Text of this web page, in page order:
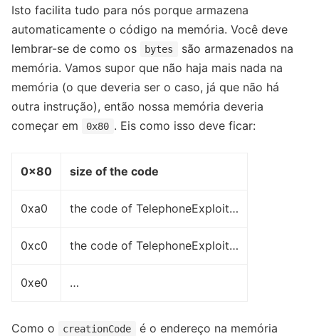
Isto facilita tudo para nós porque armazena
automaticamente o código na memória. Você deve
lembrar-se de como os
bytes
são armazenados na
memória. Vamos supor que não haja mais nada na
memória (o que deveria ser o caso, já que não há
outra instrução), então nossa memória deveria
começar em
0x80 . Eis como isso deve ficar:
0x80 size of the code
0xa0 the code of TelephoneExploit…
0xc0 the code of TelephoneExploit…
0xe0 …
Como o creationCode
é o endereço na memória